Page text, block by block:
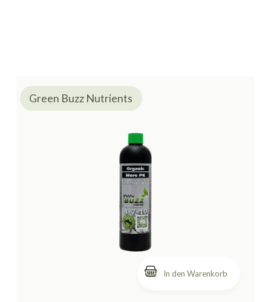
In den Warenkorb
Green Buzz Nutrients